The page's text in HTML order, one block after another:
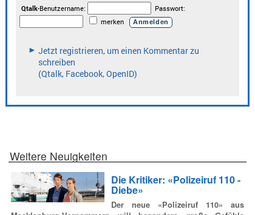
Weitere Neuigkeiten
Die Kritiker: «Polizeiruf 110 -
Diebe»
Der neue «Polizeiruf 110» aus